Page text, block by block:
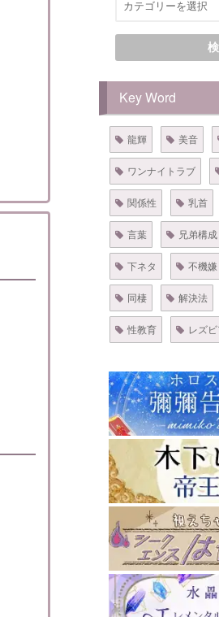
Key Word
龍輝 美音
ワンナイトラブ
関係性 乳首
言葉 兄弟構成
下ネタ 不機嫌
同棲 解決法
性教育 レズ